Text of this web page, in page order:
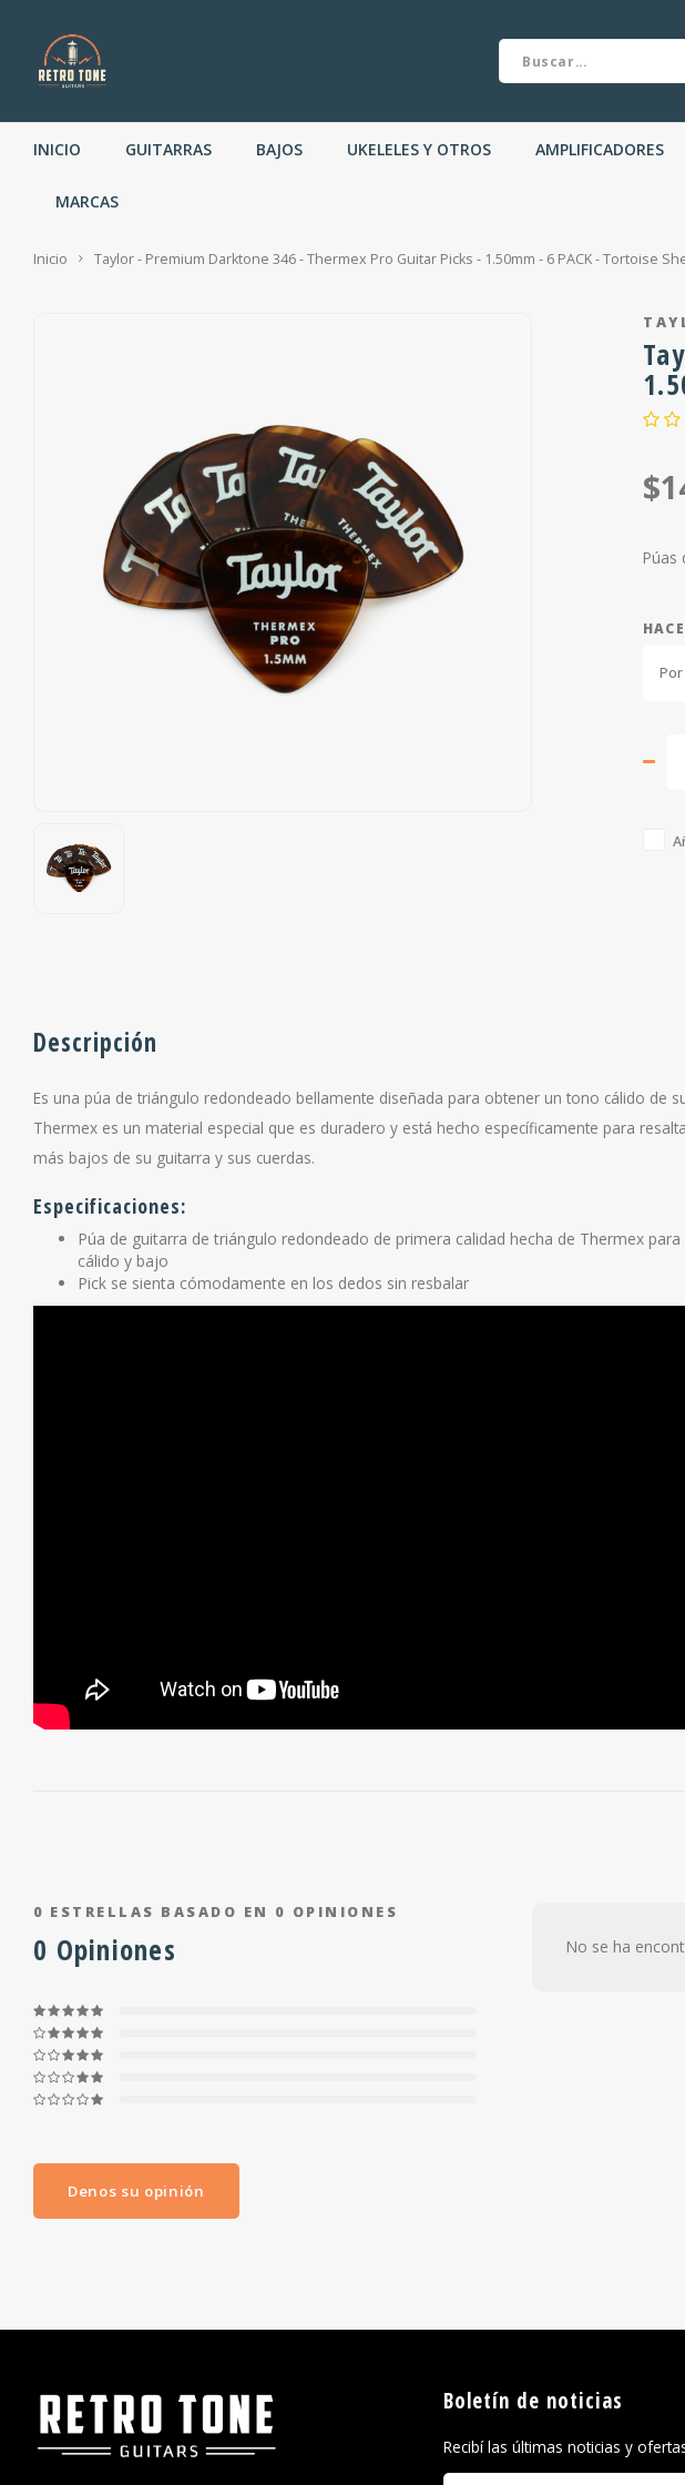
INICIO GUITARRAS BAJOS UKELELES Y OTROS AMPLIFICADORES
MARCAS
Inicio Taylor - Premium Darktone 346 - Thermex Pro Guitar Picks - 1.50mm - 6 PACK - Tortoise
Púas
Descripción
Es una púa de triángulo redondeado bellamente diseñada para obtener un tono cálido de
Thermex es un material especial que es duradero y está hecho específicamente para
más bajos de su guitarra y sus cuerdas.
Especificaciones:
Púa de guitarra de triángulo redondeado de primera calidad hecha de Thermex
cálido y bajo
Pick se sienta cómodamente en los dedos sin resbalar
0 ESTRELLAS BASADO EN 0 OPINIONES
0 Opiniones
Denos su opinión
No se ha
Boletín de noticias
Recibí las últimas noticias y